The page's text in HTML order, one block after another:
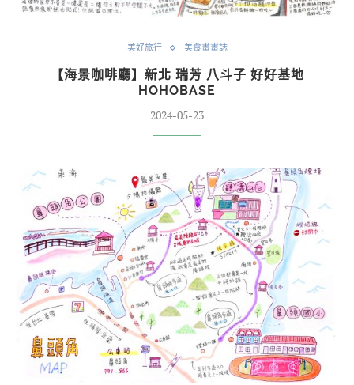
美好旅行 美食畫畫誌
【海景咖啡廳】新北 瑞芳 八斗子 好好基地
HOHOBASE
2024-05-23